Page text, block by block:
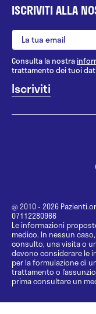
ISCRIVITI ALLA
Consulta la nostra
trattamento dei tuoi
@ 2010 - 2026
07112280966
Le informazioni
medico. In nessun
consulto, una visita o
devono considerare le
per la formulazione di
trattamento o
prima consultare un